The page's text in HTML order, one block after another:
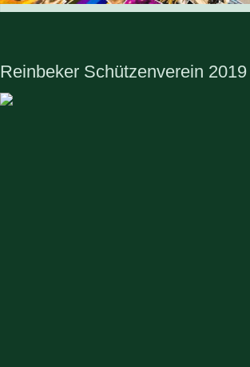
Reinbeker Schützenverein 2019